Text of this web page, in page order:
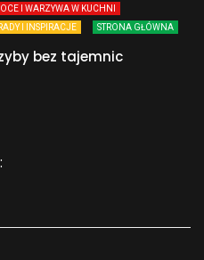
I WARZYWA W KUCHNI
I INSPIRACJE
STRONA GŁÓWNA
bez tajemnic